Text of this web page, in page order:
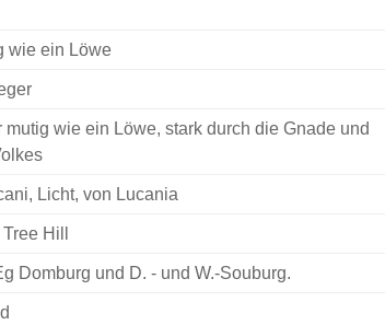
wie ein Löwe
mutig wie ein Löwe, stark durch die Gnade und
Licht, von Lucania
Hill
Domburg und D. - und W.-Souburg.